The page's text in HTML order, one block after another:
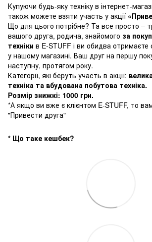
Купуючи будь-яку техніку в інтернет-
також можете взяти участь у акції
Що для цього потрібне? Та все просто –
вашого друга, родича, знайомого за
техніки в E-STUFF і ви обидва отримаєте
у нашому магазині. Ваш друг на першу
наступну, протягом року.
Категорії, які беруть участь в акції:
техніка та вбудована побутова техніка.
Розмір знижкі: 1000 грн.
*А якщо ви вже є клієнтом E-STUFF, то
"Привести друга"
* Що таке кешбек?